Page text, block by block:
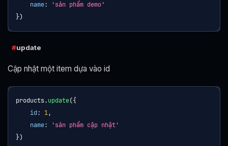
name:
'sản phẩm demo'
})
update
Cập nhật một item dựa vào id
products.update({
id: 1,
name:
'sản phẩm cập nhật'
})